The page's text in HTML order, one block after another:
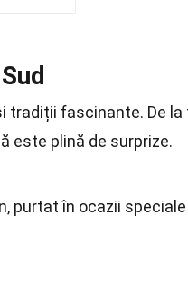
tradiții fascinante. De
este plină de surprize.
purtat în ocazii